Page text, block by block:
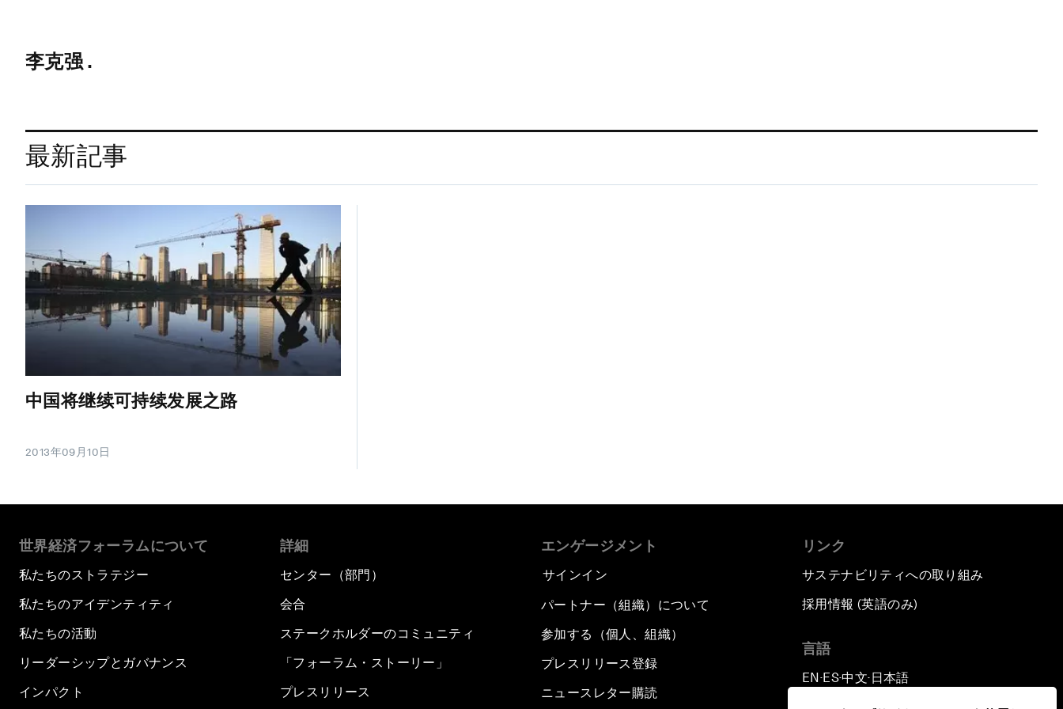
李克强 .
最新記事
中国将继续可持续发展之路
2013年09月10日
世界経済フォーラムについて
私たちのストラテジー
私たちのアイデンティティ
私たちの活動
リーダーシップとガバナンス
インパクト
詳細
センター（部門）
会合
ステークホルダーのコミュニティ
「フォーラム・ストーリー」
プレスリリース
エンゲージメント
サインイン
パートナー（組織）について
参加する（個人、組織）
プレスリリース登録
ニュースレター購読
リンク
サステナビリティへの取り組み
採用情報 (英語のみ)
言語
EN ▪ES▪中文▪ 日本語